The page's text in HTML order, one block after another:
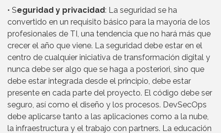
• Seguridad y privacidad: La seguridad se ha
convertido en un requisito básico para la mayoría de los
profesionales de TI, una tendencia que no hará más que
crecer el año que viene. La seguridad debe estar en el
centro de cualquier iniciativa de transformación digital y
nunca debe ser algo que se haga a posteriori, sino que
debe estar integrada desde el principio, debe estar
presente en cada parte del proyecto. El código debe ser
seguro, así como el diseño y los procesos. DevSecOps
debe aplicarse tanto a las aplicaciones como a la nube,
la infraestructura y el trabajo con partners. La educación